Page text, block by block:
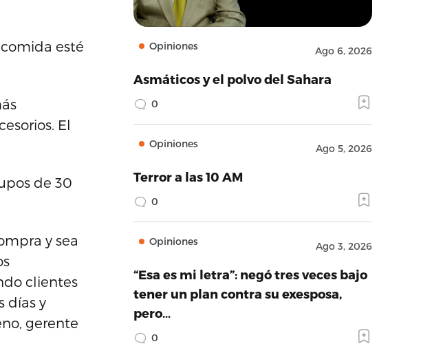
comida esté
El
de 30
y sea
clientes
días y
gerente
Opiniones Ago 6, 2026
Asmáticos y el polvo del Sahara
0
Opiniones Ago 5, 2026
Terror a las 10 AM
0
Opiniones Ago 3, 2026
“Esa es mi letra”: negó tres veces bajo
tener un plan contra su exesposa,
pero…
0